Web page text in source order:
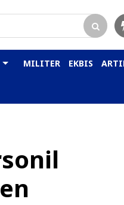
MILITER EKBIS